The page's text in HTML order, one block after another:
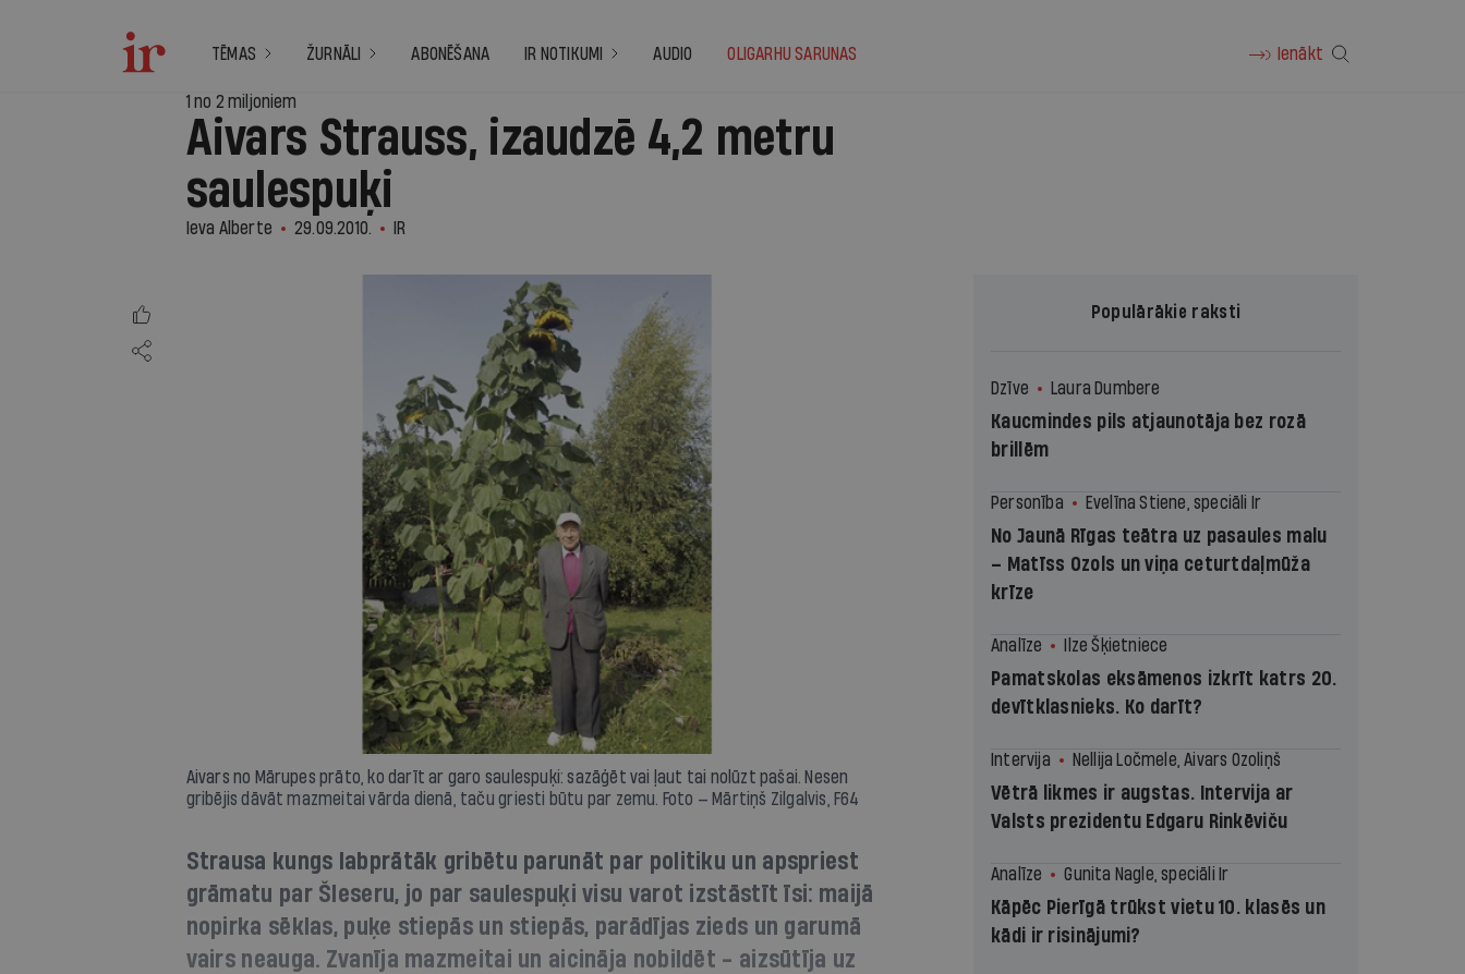
TĒMAS ŽURNĀLI ABONĒŠANA IR NOTIKUMI AUDIO OLIGARHU SARUNAS Ienākt
1 no 2 miljoniem
Aivars Strauss, izaudzē 4,2 metru
saulespuķi
Ieva Alberte 29.09.2010. IR
Aivars no Mārupes prāto, ko darīt ar garo saulespuķi: sazāģēt vai ļaut tai nolūzt pašai. Nesen
gribējis dāvāt mazmeitai vārda dienā, taču griesti būtu par zemu. Foto — Mārtiņš Zilgalvis, F64
Strausa kungs labprātāk gribētu parunāt par politiku un apspriest
grāmatu par Šleseru, jo par saulespuķi visu varot izstāstīt īsi: maijā
nopirka sēklas, puķe stiepās un stiepās, parādījas zieds un garumā
vairs neauga. Zvanīja mazmeitai un aicināja nobildēt - aizsūtīja uz
Populārākie raksti
Dzīve Laura Dumbere
Kaucmindes pils atjaunotāja bez rozā
brillēm
Personība Evelīna Stiene, speciāli Ir
No Jaunā Rīgas teātra uz pasaules malu
– Matīss Ozols un viņa ceturtdaļmūža
krīze
Analīze Ilze Šķietniece
Pamatskolas eksāmenos izkrīt katrs 20.
devītklasnieks. Ko darīt?
Intervija Nellija Ločmele, Aivars Ozoliņš
Vētrā likmes ir augstas. Intervija ar
Valsts prezidentu Edgaru Rinkēviču
Analīze Gunita Nagle, speciāli Ir
Kāpēc Pierīgā trūkst vietu 10. klasēs un
kādi ir risinājumi?